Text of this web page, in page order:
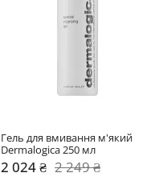
Гель для вмивання м'який
Dermalogica 250 мл
2 024 ₴ 2 249 ₴